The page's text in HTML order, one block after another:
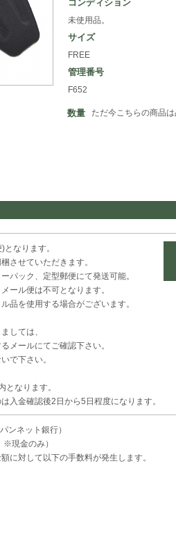
コンディション
未使用品。
サイズ
FREE
管理番号
F652
数量 ただ今こちらの商品
なります。
させていただきます。
パック、定型郵便にて発送可能。
ール便は不可となります。
品を使用する場合がございます。
しては、
メールにてご確認下さい。
で下さい。
となります。
入金確認後2日から5日程度になります。
ンネット銀行）
※現金のみ）
に対して以下の手数料が発生します。